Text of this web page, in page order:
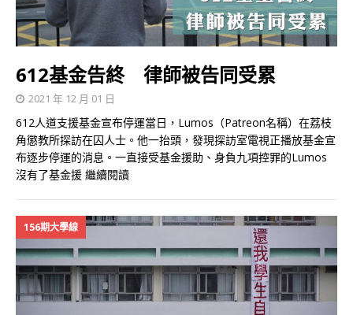
612基金告終 律師被告同受累
2021 年 12 月 01 日
612人道支援基金宣布停運當日，Lumos（Patreon名稱）在荔枝
角懲教所探訪在囚人士。他一抬頭，發現探訪室電視正播放基金宣
布逐步停運的消息。一直接受基金援助、身負九項控罪的Lumos
沒有了基金援 繼續閱讀
156期大學線